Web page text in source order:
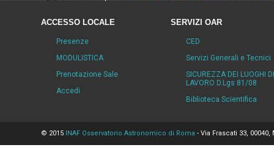
ACCESSO LOCALE
Presenze
MODULISTICA
Prenotazione Sale
Accedi
SERVIZI OAR
CED
Servizi Generali e Tecnici
SICUREZZA DEI LUOGHI DI
LAVORO D.Lgs 81/08
Biblioteca Scientifica
© 2015 INAF Osservatorio Astronomico di Roma - Via Frascati 33,